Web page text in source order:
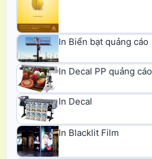
In Biển bạt quảng cáo
In Decal PP quảng cáo
In Decal
In Blacklit Film